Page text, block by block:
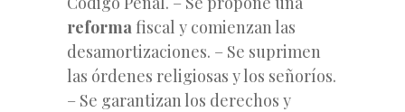
reformafiscal y comienzan las
desamortizaciones. – Se suprimen
las órdenes religiosas y los señoríos.
– Se garantizan los derechos y